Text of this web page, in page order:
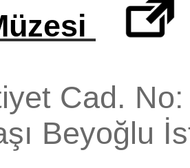
Cad.
Beyoğlu